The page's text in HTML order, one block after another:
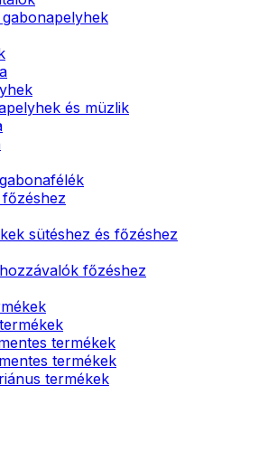
és müzlik
sütéshez és főzéshez
főzéshez
termékek
termékek
termékek